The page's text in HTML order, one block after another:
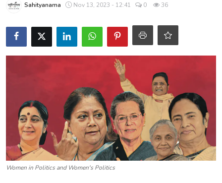
आलेख
शख्सियत
उपन्यास
सिनेमा
शायरी
Sahityanama Nov 13, 2023 - 12:41 0 36
Women in Politics and Women's Politics